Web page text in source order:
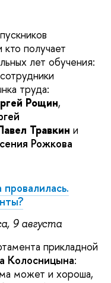
кто получает
лет обучения:
труда:
Рощин,
Травкин и
Рожкова
9 августа
прикладной
Колосницына:
может и хороша,